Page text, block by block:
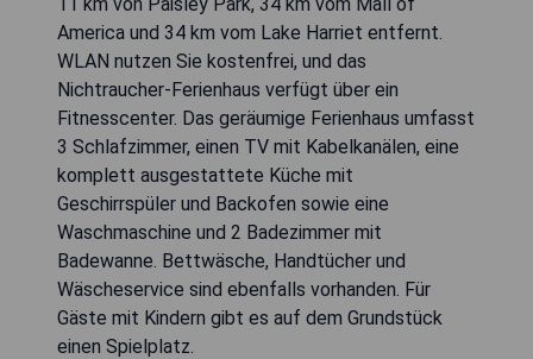
America und 34 km vom Lake Harriet entfernt.
WLAN nutzen Sie kostenfrei, und das
Nichtraucher-Ferienhaus verfügt über ein
Fitnesscenter. Das geräumige Ferienhaus umfasst
3 Schlafzimmer, einen TV mit Kabelkanälen, eine
komplett ausgestattete Küche mit
Geschirrspüler und Backofen sowie eine
Waschmaschine und 2 Badezimmer mit
Badewanne. Bettwäsche, Handtücher und
Wäscheservice sind ebenfalls vorhanden. Für
Gäste mit Kindern gibt es auf dem Grundstück
einen Spielplatz.